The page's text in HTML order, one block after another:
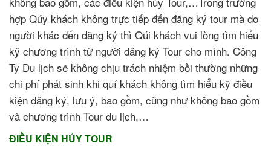
hợp Qúy khách không trực tiếp đến đăng ký tour mà do
người khác đến đăng ký thì Qúi khách vui lòng tìm hiểu
kỹ chương trình từ người đăng ký Tour cho mình. Công
Ty Du lịch sẽ không chịu trách nhiệm bồi thường những
chi phí phát sinh khi quí khách không tìm hiểu kỹ điều
kiện đăng ký, lưu ý, bao gồm, cũng như không bao gồm
và chương trình Tour du lịch,…
ĐIỀU KIỆN HỦY TOUR